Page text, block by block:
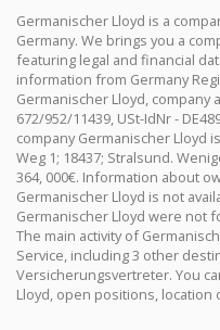
Germanischer Lloyd is a
Germany. We brings you a
featuring legal and financial
information from Germany
Germanischer Lloyd,
672/952/11439, USt-IdNr -
company Germanischer Lloyd
Weg 1; 18437; Stralsund.
364, 000€. Information about
Germanischer Lloyd is not
Germanischer Lloyd were not
The main activity of
Service, including 3 other
Versicherungsvertreter. You
Lloyd, open positions, location